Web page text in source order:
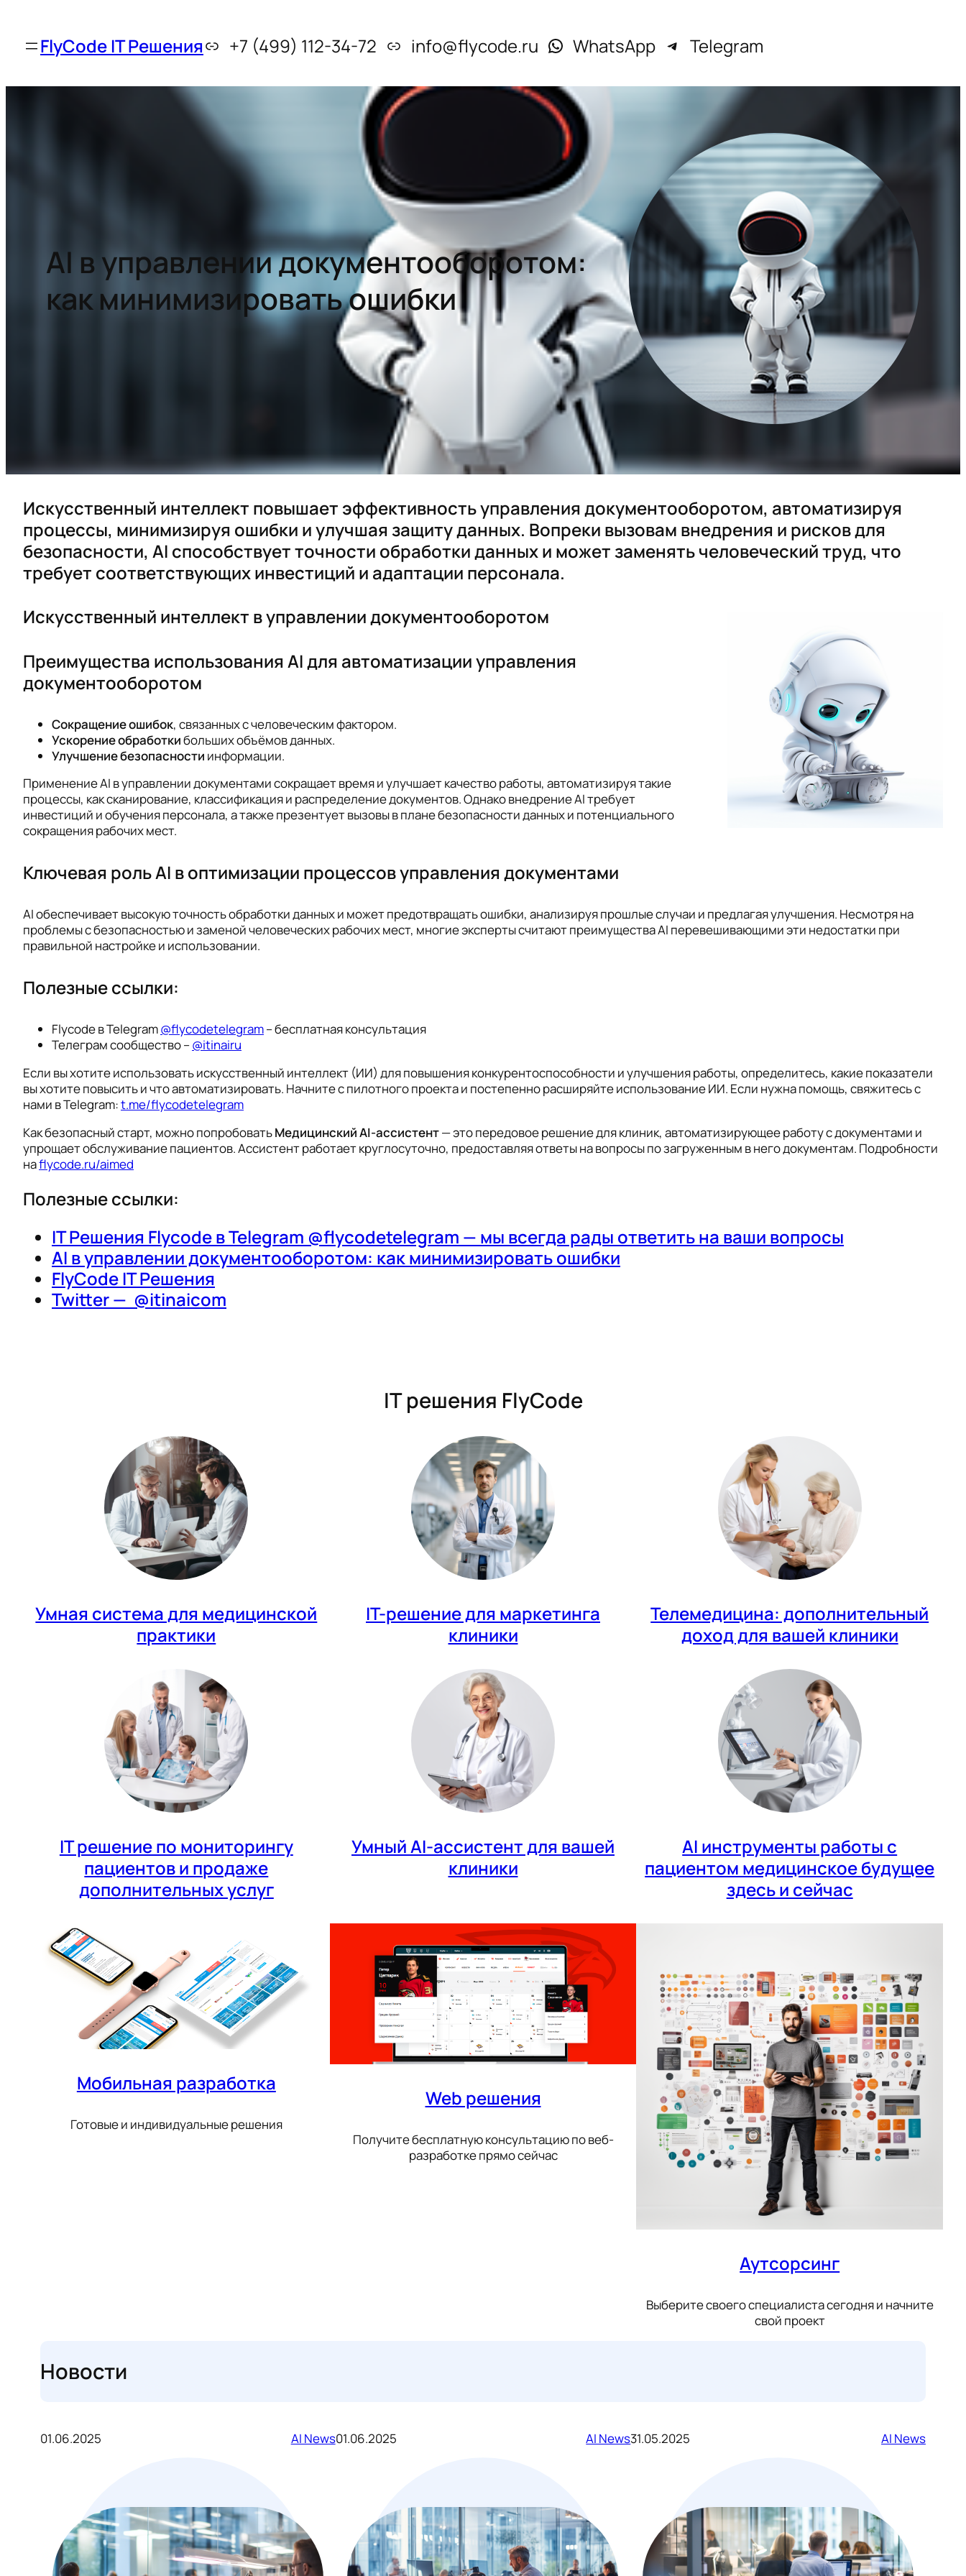
FlyCode IT Решения +7 (499) 112-34-72 info@flycode.ru WhatsApp Telegram
AI в управлении документооборотом:
как минимизировать ошибки
Искусственный интеллект повышает эффективность управления документооборотом, автоматизируя
процессы, минимизируя ошибки и улучшая защиту данных. Вопреки вызовам внедрения и рисков для
безопасности, AI способствует точности обработки данных и может заменять человеческий труд, что
требует соответствующих инвестиций и адаптации персонала.
Искусственный интеллект в управлении документооборотом
Преимущества использования AI для автоматизации управления
документооборотом
Сокращение ошибок, связанных с человеческим фактором.
Ускорение обработкибольших объёмов данных.
Улучшение безопасности информации.
Применение AI в управлении документами сокращает время и улучшает качество работы, автоматизируя такие
процессы, как сканирование, классификация и распределение документов. Однако внедрение AI требует
инвестиций и обучения персонала, а также презентует вызовы в плане безопасности данных и потенциального
сокращения рабочих мест.
Ключевая роль AI в оптимизации процессов управления документами
AI обеспечивает высокую точность обработки данных и может предотвращать ошибки, анализируя прошлые случаи и предлагая улучшения. Несмотря на
проблемы с безопасностью и заменой человеческих рабочих мест, многие эксперты считают преимущества AI перевешивающими эти недостатки при
правильной настройке и использовании.
Полезные ссылки:
Flycode в Telegram@flycodetelegram– бесплатная консультация
Телеграм сообщество –@itinairu
Если вы хотите использовать искусственный интеллект (ИИ) для повышения конкурентоспособности и улучшения работы, определитесь, какие показатели
вы хотите повысить и что автоматизировать. Начните с пилотного проекта и постепенно расширяйте использование ИИ. Если нужна помощь, свяжитесь с
нами в Telegram:t.me/flycodetelegram
Как безопасный старт, можно попробоватьМедицинский AI-ассистент— это передовое решение для клиник, автоматизирующее работу с документами и
упрощает обслуживание пациентов. Ассистент работает круглосуточно, предоставляя ответы на вопросы по загруженным в него документам. Подробности
наflycode.ru/aimed
Полезные ссылки:
IT Решения Flycode в Telegram @flycodetelegram — мы всегда рады ответить на ваши вопросы
AI в управлении документооборотом: как минимизировать ошибки
FlyCode IT Решения
Twitter — @itinaicom
IT решения FlyCode
Умная система для медицинской
практики
IT-решение для маркетинга
клиники
Телемедицина: дополнительный
доход для вашей клиники
IT решение по мониторингу
пациентов и продаже
дополнительных услуг
Умный AI-ассистент для вашей
клиники
AI инструменты работы с
пациентом медицинское будущее
здесь и сейчас
Мобильная разработка
Готовые и индивидуальные решения
Web решения
Получите бесплатную консультацию по веб-
разработке прямо сейчас
Аутсорсинг
Выберите своего специалиста сегодня и начните
свой проект
Новости
01.06.2025 AI News01.06.2025 AI News31.05.2025 AI News